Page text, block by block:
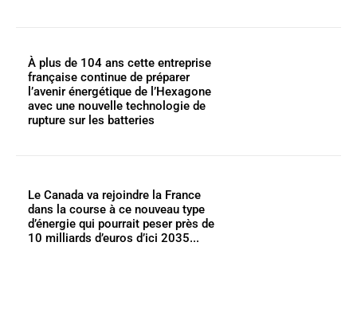
À plus de 104 ans cette entreprise
française continue de préparer
l’avenir énergétique de l’Hexagone
avec une nouvelle technologie de
rupture sur les batteries
Le Canada va rejoindre la France
dans la course à ce nouveau type
d’énergie qui pourrait peser près de
10 milliards d’euros d’ici 2035...